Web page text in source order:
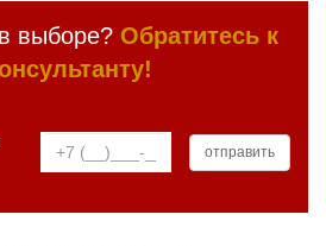
выборе? Обратитесь к